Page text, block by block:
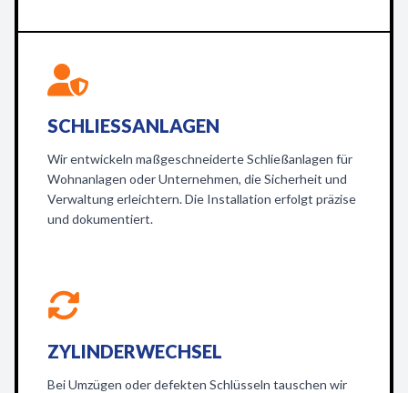
SCHLIESSANLAGEN
Wir entwickeln maßgeschneiderte Schließanlagen für
Wohnanlagen oder Unternehmen, die Sicherheit und
Verwaltung erleichtern. Die Installation erfolgt präzise
und dokumentiert.
ZYLINDERWECHSEL
Bei Umzügen oder defekten Schlüsseln tauschen wir